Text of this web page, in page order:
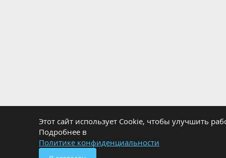
Этот сайт использует Cookie, чтобы улучшить
Подробнее в
Политике конфиденциальности